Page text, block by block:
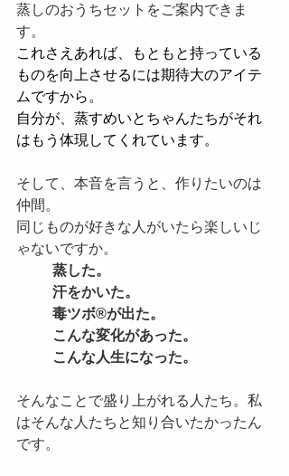
蒸しのおうちセットをご案内できま
す。
これさえあれば、もともと持っている
ものを向上させるには期待大のアイテ
ムですから。
自分が、蒸すめいとちゃんたちがそれ
はもう体現してくれています。
そして、本音を言うと、作りたいのは
仲間。
同じものが好きな人がいたら楽しいじ
ゃないですか。
蒸した。
汗をかいた。
毒ツボ®️が出た。
こんな変化があった。
こんな人生になった。
そんなことで盛り上がれる人たち。私
はそんな人たちと知り合いたかったん
です。